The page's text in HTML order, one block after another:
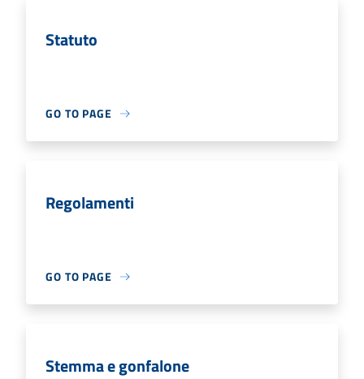
Statuto
GO TO PAGE
Regolamenti
GO TO PAGE
Stemma e gonfalone